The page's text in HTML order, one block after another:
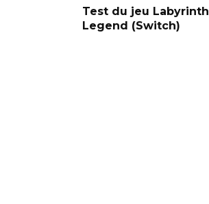
Test du jeu Labyrinth
Legend (Switch)